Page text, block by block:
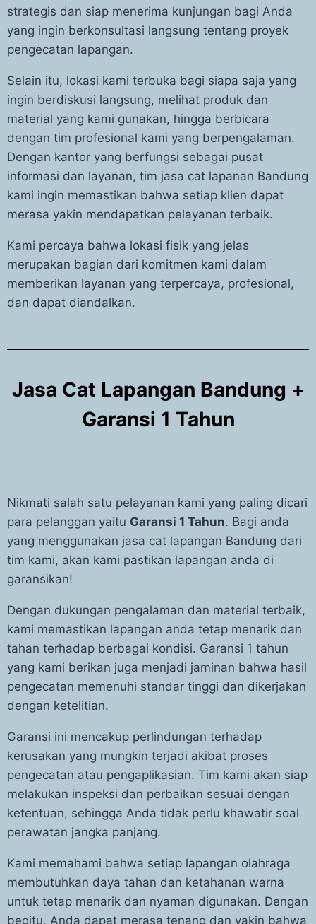
strategis dan siap menerima kunjungan bagi Anda
yang ingin berkonsultasi langsung tentang proyek
pengecatan lapangan.
Selain itu, lokasi kami terbuka bagi siapa saja yang
ingin berdiskusi langsung, melihat produk dan
material yang kami gunakan, hingga berbicara
dengan tim profesional kami yang berpengalaman.
Dengan kantor yang berfungsi sebagai pusat
informasi dan layanan, tim jasa cat lapanan Bandung
kami ingin memastikan bahwa setiap klien dapat
merasa yakin mendapatkan pelayanan terbaik.
Kami percaya bahwa lokasi fisik yang jelas
merupakan bagian dari komitmen kami dalam
memberikan layanan yang terpercaya, profesional,
dan dapat diandalkan.
Jasa Cat Lapangan Bandung +
Garansi 1 Tahun
Nikmati salah satu pelayanan kami yang paling dicari
para pelanggan yaitu Garansi 1 Tahun. Bagi anda
yang menggunakan jasa cat lapangan Bandung dari
tim kami, akan kami pastikan lapangan anda di
garansikan!
Dengan dukungan pengalaman dan material terbaik,
kami memastikan lapangan anda tetap menarik dan
tahan terhadap berbagai kondisi. Garansi 1 tahun
yang kami berikan juga menjadi jaminan bahwa hasil
pengecatan memenuhi standar tinggi dan dikerjakan
dengan ketelitian.
Garansi ini mencakup perlindungan terhadap
kerusakan yang mungkin terjadi akibat proses
pengecatan atau pengaplikasian. Tim kami akan siap
melakukan inspeksi dan perbaikan sesuai dengan
ketentuan, sehingga Anda tidak perlu khawatir soal
perawatan jangka panjang.
Kami memahami bahwa setiap lapangan olahraga
membutuhkan daya tahan dan ketahanan warna
untuk tetap menarik dan nyaman digunakan. Dengan
begitu, Anda dapat merasa tenang dan yakin bahwa